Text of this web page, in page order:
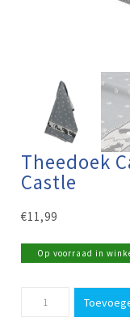
Theedoek
Castle
€11,99
Op voorraad in